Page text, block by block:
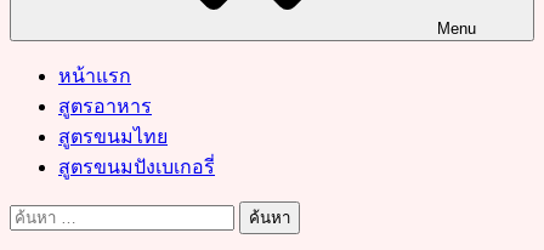
Menu
หน้าแรก
สูตรอาหาร
สูตรขนมไทย
สูตรขนมปังเบเกอรี่
ค้นหา